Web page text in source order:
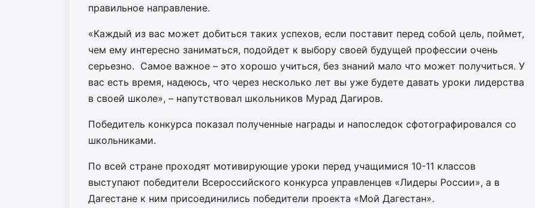
правильное направление.
«Каждый из вас может добиться таких успехов, если поставит перед собой цель, поймет,
чем ему интересно заниматься, подойдет к выбору своей будущей профессии очень
серьезно. Самое важное – это хорошо учиться, без знаний мало что может получиться. У
вас есть время, надеюсь, что через несколько лет вы уже будете давать уроки лидерства
в своей школе», – напутствовал школьников Мурад Дагиров.
Победитель конкурса показал полученные награды и напоследок сфотографировался со
школьниками.
По всей стране проходят мотивирующие уроки перед учащимися 10-11 классов
выступают победители Всероссийского конкурса управленцев «Лидеры России», а в
Дагестане к ним присоединились победители проекта «Мой Дагестан».